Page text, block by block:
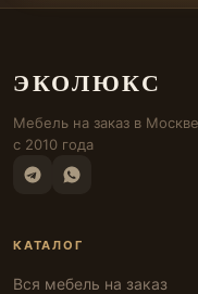
ЭКОЛЮКС
Мебель на заказ в Москве
с 2010 года
КАТАЛОГ
Вся мебель на заказ